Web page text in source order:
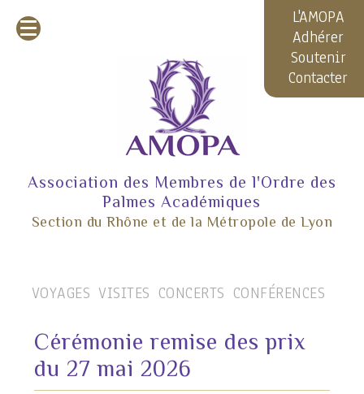
L'AMOPA
Adhérer
Soutenir
Contacter
Association des Membres de l'Ordre des
Palmes Académiques
Section du Rhône et de la Métropole de Lyon
VOYAGES VISITES CONCERTS CONFÉRENCES
Cérémonie remise des prix
du 27 mai 2026